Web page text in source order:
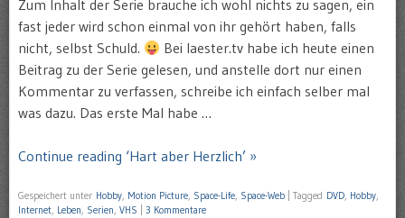
Zum Inhalt der Serie brauche ich wohl nichts zu sagen, ein
fast jeder wird schon einmal von ihr gehört haben, falls
nicht, selbst Schuld.
Bei laester.tv habe ich heute einen
Beitrag zu der Serie gelesen, und anstelle dort nur einen
Kommentar zu verfassen, schreibe ich einfach selber mal
was dazu. Das erste Mal habe …
Continue reading ‘Hart aber Herzlich’ »
Gespeichert unter Hobby, Motion Picture, Space-Life, Space-Web Tagged DVD, Hobby,
Internet, Leben, Serien, VHS 3 Kommentare